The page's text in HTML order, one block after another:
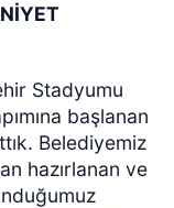
Stadyumu
başlanan
Belediyemiz
hazırlanan ve